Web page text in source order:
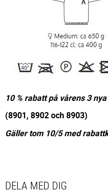
10 % rabatt på vårens 3
(8901, 8902 och 8903)
Gäller tom 10/5 med
DELA MED DIG